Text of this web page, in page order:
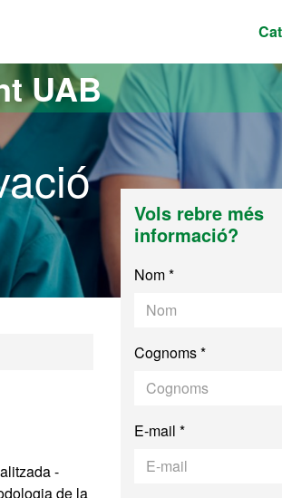
UAB
-
de la
Vols rebre més
informació?
Nom *
Cognoms *
E-mail *